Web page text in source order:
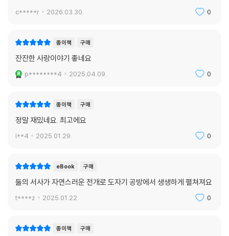
c*****r 2026.03.30. 0
종이책 구매
잔잔한 사랑이야기 좋네요
p********4 2025.04.09. 0
종이책 구매
정말 재밌네요. 최고에요
l**4 2025.01.29. 0
eBook 구매
둘의 서사가 자연스러운 전개로 도자기 공방에서 생생하게 펼쳐져요
t****z 2025.01.22. 0
종이책 구매